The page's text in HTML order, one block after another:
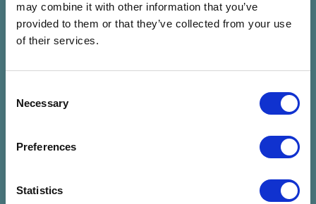
may combine it with other information that you’ve
provided to them or that they’ve collected from your use
of their services.
Selection
Necessary
Preferences
Statistics
Nincs találat a
megadott
szűrésre